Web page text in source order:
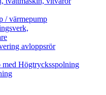
/ värmepump
avloppsrör
Högtrycksspolning